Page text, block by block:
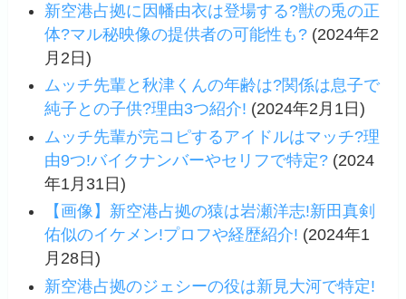
新空港占拠に因幡由衣は登場する?獣の兎の正
体?マル秘映像の提供者の可能性も? (2024年2
月2日)
ムッチ先輩と秋津くんの年齢は?関係は息子で
純子との子供?理由3つ紹介! (2024年2月1日)
ムッチ先輩が完コピするアイドルはマッチ?理
由9つ!バイクナンバーやセリフで特定? (2024
年1月31日)
【画像】新空港占拠の猿は岩瀬洋志!新田真剣
佑似のイケメン!プロフや経歴紹介! (2024年1
月28日)
新空港占拠のジェシーの役は新見大河で特定!